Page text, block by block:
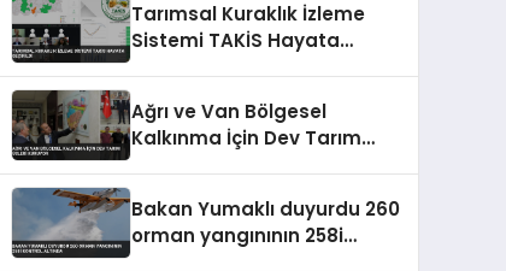
Tarımsal Kuraklık İzleme
Sistemi TAKİS Hayata
Ağrı ve Van Bölgesel
Kalkınma İçin Dev Tarım
Bakan Yumaklı duyurdu 260
orman yangınının 258i